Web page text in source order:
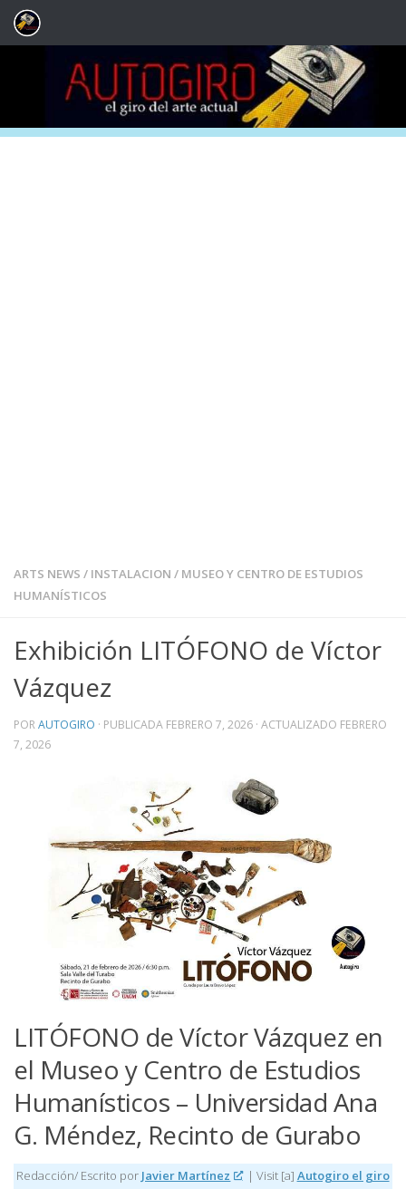
Saltar al contenido
ARTS NEWS / INSTALACION / MUSEO Y CENTRO DE ESTUDIOS
HUMANÍSTICOS
Exhibición LITÓFONO de Víctor
Vázquez
PORAUTOGIRO · PUBLICADA FEBRERO 7, 2026 · ACTUALIZADO FEBRERO
7, 2026
LITÓFONO de Víctor Vázquez en
el Museo y Centro de Estudios
Humanísticos – Universidad Ana
G. Méndez, Recinto de Gurabo
Redacción/ Escrito por Javier Martínez | Visit [a] Autogiro el giro